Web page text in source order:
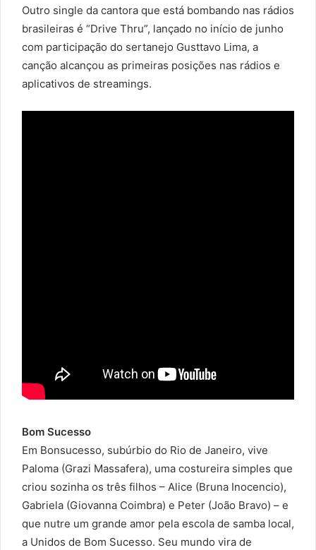
Outro single da cantora que está bombando nas rádios
brasileiras é “Drive Thru”, lançado no início de junho
com participação do sertanejo Gusttavo Lima, a
canção alcançou as primeiras posições nas rádios e
aplicativos de streamings.
Bom Sucesso
Em Bonsucesso, subúrbio do Rio de Janeiro, vive
Paloma (Grazi Massafera), uma costureira simples que
criou sozinha os três filhos – Alice (Bruna Inocencio),
Gabriela (Giovanna Coimbra) e Peter (João Bravo) – e
que nutre um grande amor pela escola de samba local,
a Unidos de Bom Sucesso. Seu mundo vira de